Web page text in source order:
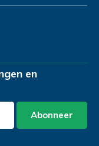
en
Abonneer